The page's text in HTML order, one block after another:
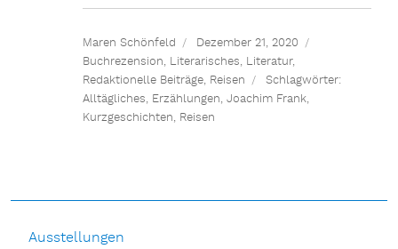
Maren Schönfeld
Dezember 21, 2020
Buchrezension, Literarisches, Literatur,
Redaktionelle Beiträge, Reisen
Schlagwörter:
Alltägliches, Erzählungen,Joachim Frank,
Kurzgeschichten, Reisen
Ausstellungen